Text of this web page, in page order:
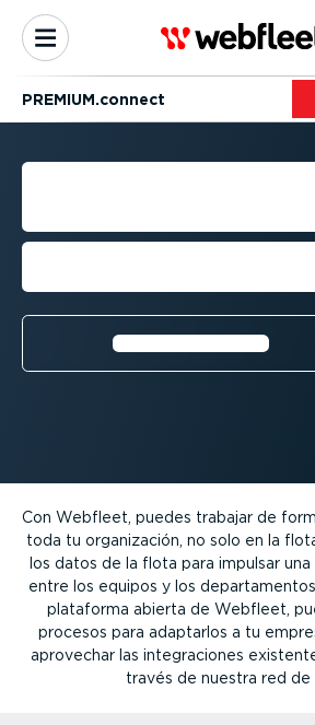
PREMIUM.connect
INTEGRA­CIONES
Aumenta la eficiencia de
Más información⁠
Con Webfleet, puedes trabajar de
toda tu organi­zación, no solo en la
los datos de la flota para impulsar
entre los equipos y los
plataforma abierta de Webfleet,
procesos para adaptarlos a tu
aprovechar las integra­ciones
través de nuestra red de